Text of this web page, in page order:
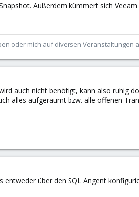
Außerdem kümmert sich Veeam
oder mich auf diversen Veranstaltungen
auch nicht benötigt, kann also ruhig
alles aufgeräumt bzw. alle offenen
über den SQL Angent